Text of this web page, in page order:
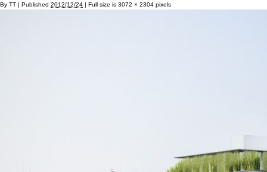
By TT | Published 2012/12/24 | Full size is 3072 × 2304 pixels